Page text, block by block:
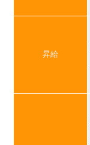
昇給